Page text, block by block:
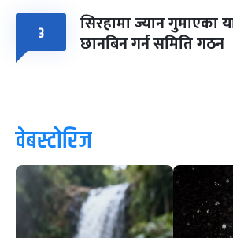
३ सिरहामा ज्यान गुमाएका
छानबिन गर्न समिति गठन
वेबस्टोरिज